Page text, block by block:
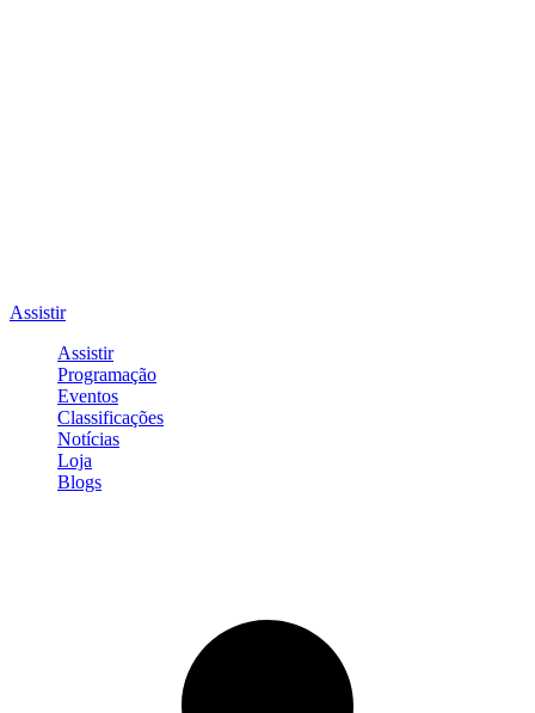
Assistir
Assistir
Programação
Eventos
Classificações
Notícias
Loja
Blogs